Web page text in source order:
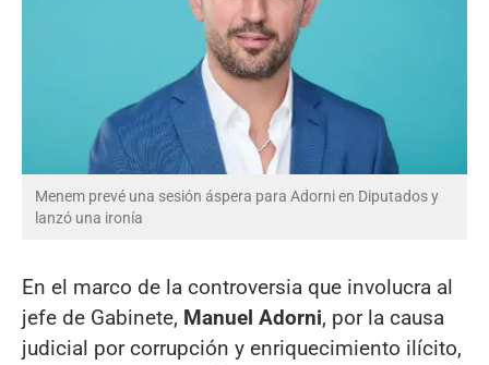
Menem prevé una sesión áspera para Adorni en Diputados y
lanzó una ironía
En el marco de la controversia que involucra al
jefe de Gabinete, Manuel Adorni, por la causa
judicial por corrupción y enriquecimiento ilícito,